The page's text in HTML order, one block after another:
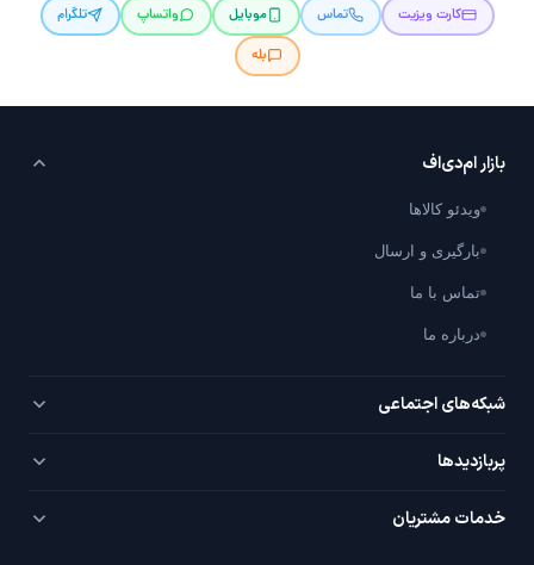
کارت ویزیت تماس موبایل واتساپ
تلگرام
بله
بازار ام‌دی‌اف
ویدئو کالاها
بارگیری و ارسال
تماس با ما
درباره ما
شبکه‌های اجتماعی
تلگرام
پربازدید‌ها
PVC سفید
خدمات مشتریان